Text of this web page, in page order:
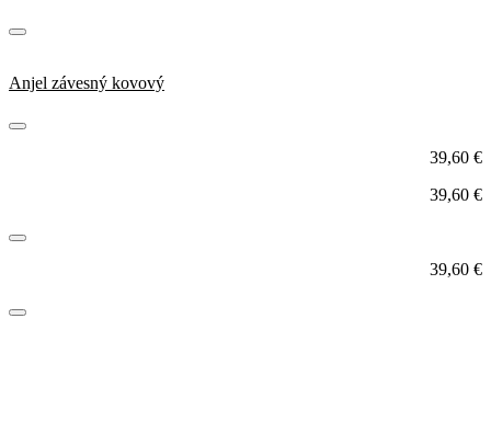
Anjel závesný kovový
39,60 €
39,60 €
39,60 €